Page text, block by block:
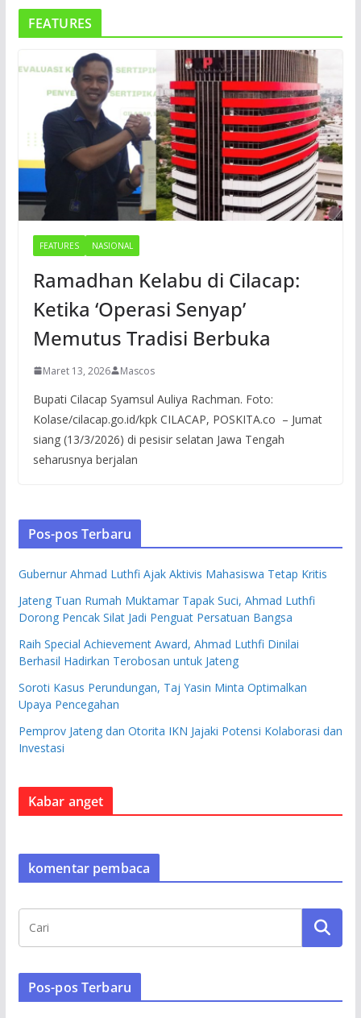
FEATURES
FEATURES NASIONAL
Ramadhan Kelabu di Cilacap:
Ketika ‘Operasi Senyap’
Memutus Tradisi Berbuka
Maret 13, 2026 Mascos
Bupati Cilacap Syamsul Auliya Rachman. Foto:
Kolase/cilacap.go.id/kpk CILACAP, POSKITA.co – Jumat
siang (13/3/2026) di pesisir selatan Jawa Tengah
seharusnya berjalan
Pos-pos Terbaru
Gubernur Ahmad Luthfi Ajak Aktivis Mahasiswa Tetap Kritis
Jateng Tuan Rumah Muktamar Tapak Suci, Ahmad Luthfi
Dorong Pencak Silat Jadi Penguat Persatuan Bangsa
Raih Special Achievement Award, Ahmad Luthfi Dinilai
Berhasil Hadirkan Terobosan untuk Jateng
Soroti Kasus Perundungan, Taj Yasin Minta Optimalkan
Upaya Pencegahan
Pemprov Jateng dan Otorita IKN Jajaki Potensi Kolaborasi dan
Investasi
Kabar anget
komentar pembaca
Pos-pos Terbaru